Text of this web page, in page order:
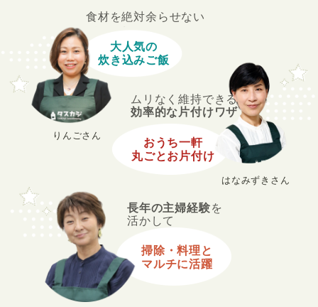
長年の主婦経験を
活かして
掃除・料理と
マルチに活躍
りんごさん
食材を絶対余らせない
大人気の
炊き込みご飯
はなみずきさん
ムリなく維持できる
効率的な片付けワザ
おうち一軒
丸ごとお片付け